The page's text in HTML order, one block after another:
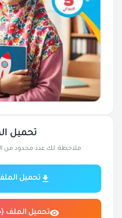
تحميل
ملاحظة: لك عدد محدود من
تحميل
تحميل الملف